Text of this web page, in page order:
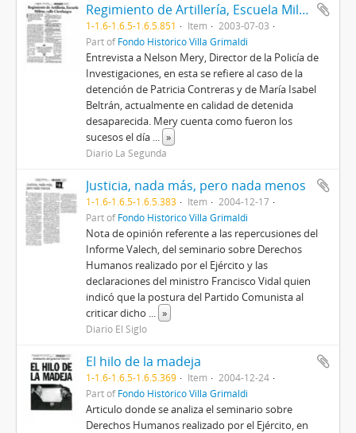
Regimiento de Artillería, Escuela Militar, calle Cienfuegos
1-1.6-1.6.5-1.6.5.851 Item
2003-07-03
Part ofFondo Histórico Villa Grimaldi
Entrevista a Nelson Mery, Director de la Policía de
Investigaciones, en esta se refiere al caso de la
detención de Patricia Contreras y de María Isabel
Beltrán, actualmente en calidad de detenida
desaparecida. Mery cuenta como fueron los
sucesos el día ... »
Diario La Segunda
Justicia, nada más, pero nada menos
1-1.6-1.6.5-1.6.5.383 Item
2004-12-17
Part ofFondo Histórico Villa Grimaldi
Nota de opinión referente a las repercusiones del
Informe Valech, del seminario sobre Derechos
Humanos realizado por el Ejército y las
declaraciones del ministro Francisco Vidal quien
indicó que la postura del Partido Comunista al
criticar dicho ... »
Diario El Siglo
El hilo de la madeja
1-1.6-1.6.5-1.6.5.369 Item
2004-12-24
Part ofFondo Histórico Villa Grimaldi
Articulo donde se analiza el seminario sobre
Derechos Humanos realizado por el Ejército, en